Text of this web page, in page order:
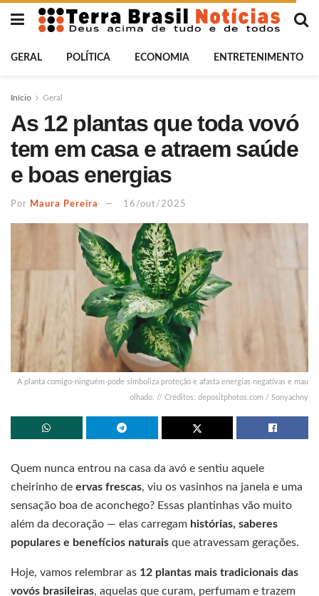
GERAL POLÍTICA ECONOMIA ENTRETENIMENTO
Início Geral
As 12 plantas que toda vovó
tem em casa e atraem saúde
e boas energias
Por Maura Pereira 16/out/2025
A planta comigo-ninguém-pode simboliza proteção e afasta energias negativas e mau
olhado. // Créditos: depositphotos.com / Sonyachny
Quem nunca entrou na casa da avó e sentiu aquele
cheirinho de ervas frescas, viu os vasinhos na janela e uma
sensação boa de aconchego? Essas plantinhas vão muito
além da decoração — elas carregam histórias, saberes
populares e benefícios naturais que atravessam gerações.
Hoje, vamos relembrar as 12 plantas mais tradicionais das
vovós brasileiras, aquelas que curam, perfumam e trazem